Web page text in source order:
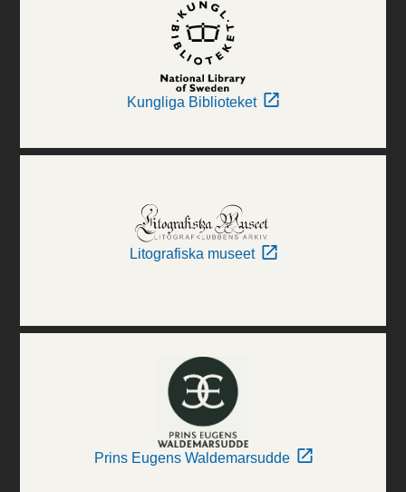
Kungliga Biblioteket
Litografiska museet
Prins Eugens Waldemarsudde